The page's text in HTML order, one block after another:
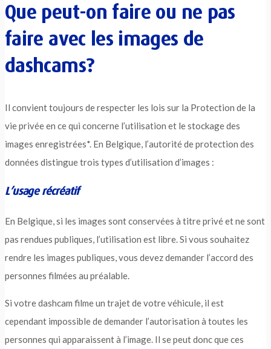
Que peut-on faire ou ne pas
faire avec les images de
dashcams?
Il convient toujours de respecter les lois sur la Protection de la
vie privée en ce qui concerne l’utilisation et le stockage des
images enregistrées*. En Belgique, l’autorité de protection des
données distingue trois types d’utilisation d’images :
L’usage récréatif
En Belgique, si les images sont conservées à titre privé et ne sont
pas rendues publiques, l’utilisation est libre. Si vous souhaitez
rendre les images publiques, vous devez demander l’accord des
personnes filmées au préalable.
Si votre dashcam filme un trajet de votre véhicule, il est
cependant impossible de demander l’autorisation à toutes les
personnes qui apparaissent à l’image. Il se peut donc que ces